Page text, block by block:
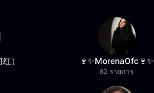
） 🍷✨MorenaOfc🍷✨
82 รายการ